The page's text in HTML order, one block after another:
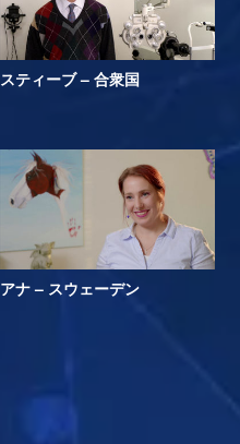
スティーブ – 合衆国
アナ – スウェーデン